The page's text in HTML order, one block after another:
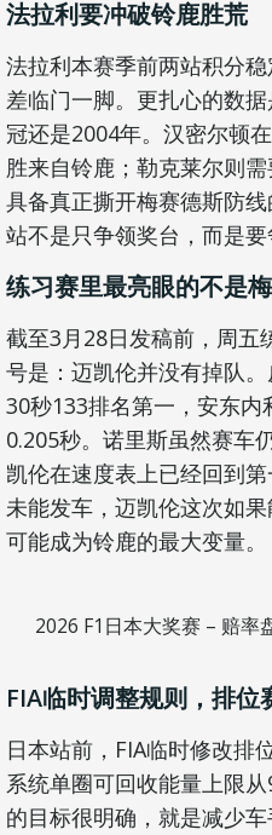
法拉利要冲破铃鹿胜荒
法拉利本赛季前两站积分
差临门一脚。更扎心的数
冠还是2004年。汉密尔顿
胜来自铃鹿；勒克莱尔则
具备真正撕开梅赛德斯防
站不是只争领奖台，而是要
练习赛里最亮眼的不是
截至3月28日发稿前，周五
号是：迈凯伦并没有掉队
30秒133排名第一，安东
0.205秒。诺里斯虽然赛车
凯伦在速度表上已经回到
未能发车，迈凯伦这次如
可能成为铃鹿的最大变量。
2026 F1日本大奖赛 – 赔
FIA临时调整规则，排位
日本站前，FIA临时修改排
系统单圈可回收能量上限
的目标很明确，就是减少